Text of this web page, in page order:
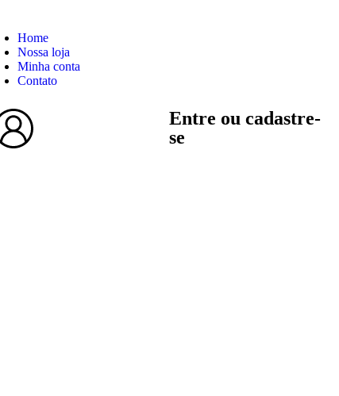
Home
Nossa loja
Minha conta
Contato
Entre ou cadastre-
se